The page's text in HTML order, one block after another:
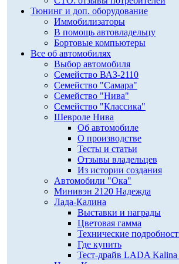
Тюнинг и доп. оборудование
Иммобилизаторы
В помощь автовладельцу
Бортовые компьютеры
Все об автомобилях
Выбор автомобиля
Семейство ВАЗ-2110
Семейство "Самара"
Семейство "Нива"
Семейство "Классика"
Шевроле Нива
Об автомобиле
О производстве
Тесты и статьи
Отзывы владельцев
Из истории создания
Автомобили "Ока"
Минивэн 2120 Надежда
Лада-Калина
Выставки и награды
Цветовая гамма
Технические
Где купить
Тест-драйв LADA Kalina